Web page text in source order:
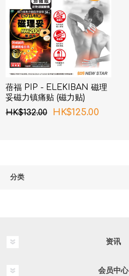
蓓福 PIP - ELEKIBAN 磁理
妥磁力镇痛贴 (磁力贴)
200MT 24粒
HK$132.00 HK$125.00
分类
资讯
会员中心